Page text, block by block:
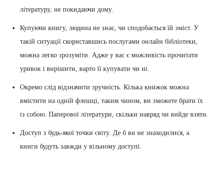
літературу, не покидаючи дому.
Купуючи книгу, людина не знає, чи сподобається їй зміст. У
такій ситуації скориставшись послугами онлайн бібліотеки,
можна легко зрозуміти. Адже у вас є можливість прочитати
уривок і вирішити, варто її купувати чи ні.
Окремо слід відзначити зручність. Кілька книжок можна
вмістити на одній флешці, таким чином, ви зможете брати їх
із собою. Паперової літератури, скільки навряд чи вийде взяти.
Доступ з будь-якої точки світу. Де б ви не знаходилися, а
книги будуть завжди у вільному доступі.